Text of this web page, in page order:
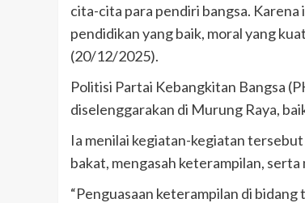
cita-cita para pendiri bangsa.
pendidikan yang baik, moral yang
(20/12/2025).
Politisi Partai Kebangkitan Bangsa
diselenggarakan di Murung Raya,
Ia menilai kegiatan-kegiatan
bakat, mengasah keterampilan,
“Penguasaan keterampilan di